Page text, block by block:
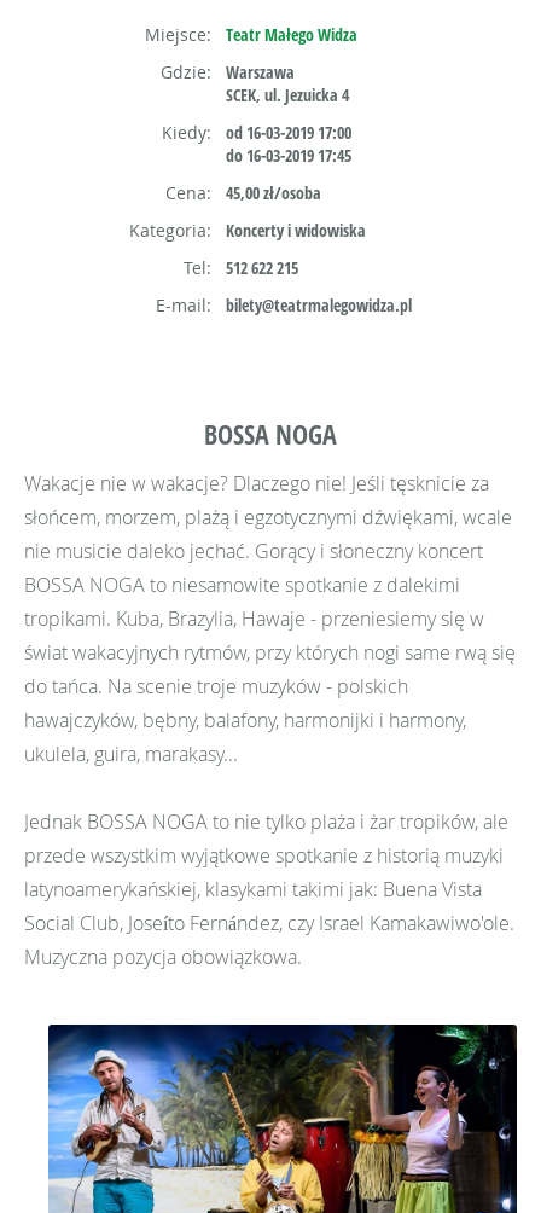
Miejsce:
Teatr Małego Widza
Gdzie:
Warszawa
SCEK, ul. Jezuicka 4
Kiedy:
od 16-03-2019 17:00
do 16-03-2019 17:45
Cena:
45,00 zł/osoba
Kategoria:
Koncerty i widowiska
Tel:
512 622 215
E-mail:
bilety@teatrmalegowidza.pl
BOSSA NOGA
Wakacje nie w wakacje? Dlaczego nie! Jeśli tęsknicie za
słońcem, morzem, plażą i egzotycznymi dźwiękami, wcale
nie musicie daleko jechać. Gorący i słoneczny koncert
BOSSA NOGA to niesamowite spotkanie z dalekimi
tropikami. Kuba, Brazylia, Hawaje - przeniesiemy się w
świat wakacyjnych rytmów, przy których nogi same rwą się
do tańca. Na scenie troje muzyków - polskich
hawajczyków, bębny, balafony, harmonijki i harmony,
ukulela, guira, marakasy...
Jednak BOSSA NOGA to nie tylko plaża i żar tropików, ale
przede wszystkim wyjątkowe spotkanie z historią muzyki
latynoamerykańskiej, klasykami takimi jak: Buena Vista
Social Club, Joseíto Fernández, czy Israel Kamakawiwo'ole.
Muzyczna pozycja obowiązkowa.